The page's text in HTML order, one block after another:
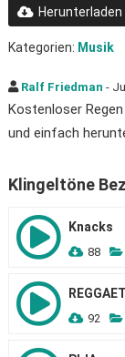
Herunterladen
Kategorien: Musik
Ralf Friedman -
Kostenloser
und einfach
Klingeltöne
Knacks
88
92